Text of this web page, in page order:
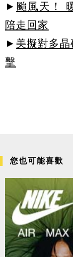
► 颱風天！
陪走回家
► 美擬對多
擊
您也可能喜歡